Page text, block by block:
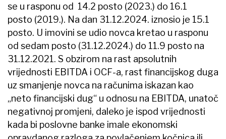
se u rasponu od 14.2 posto (2023.) do 16.1
posto (2019.). Na dan 31.12.2024. iznosio je 15.1
posto. U imovini se udio novca kretao u rasponu
od sedam posto (31.12.2024.) do 11.9 posto na
31.12.2021. S obzirom na rast apsolutnih
vrijednosti EBITDA i OCF-a, rast financijskog duga
uz smanjenje novca na računima iskazan kao
„neto financijski dug“ u odnosu na EBITDA, unatoč
negativnoj promjeni, daleko je ispod vrijednosti
kada bi poslovne banke imale ekonomski